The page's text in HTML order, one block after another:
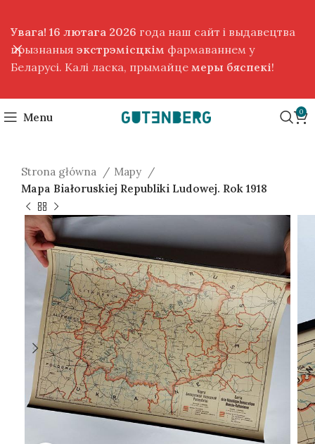
Menu 0
Strona główna
Mapy
Mapa Białoruskiej Republiki Ludowej. Rok 1918
Увага! 16 лютага 2026 года наш сайт і выдавецтва
прызнаныя экстрэмісцкім фармаваннем у
Беларусі. Калі ласка, прымайце меры бяспекі!